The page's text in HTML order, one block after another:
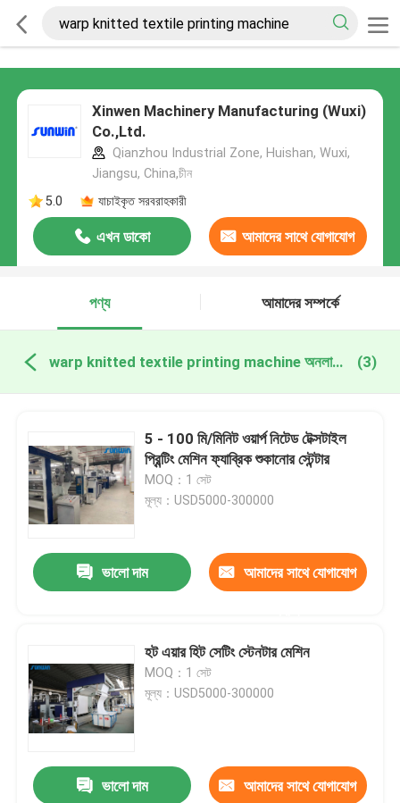
Xinwen Machinery Manufacturing (Wuxi)
Co.,Ltd.
Qianzhou Industrial Zone, Huishan, Wuxi,
Jiangsu, China,চীন
5.0
যাচাইকৃত সরবরাহকারী
এখন ডাকো আমাদের সাথে যোগাযোগ
পণ্য
আমাদের সম্পর্কে
warp knitted textile printing machine অনলাইন উত্পাদন (3)
5 - 100 মি/মিনিট ওয়ার্প নিটেড টেক্সটাইল
প্রিন্টিং মেশিন ফ্যাব্রিক শুকানোর স্টেন্টার
MOQ：1 সেট
মূল্য：USD5000-300000
ভালো দাম আমাদের সাথে যোগাযোগ
হট এয়ার হিট সেটিং স্টেনটার মেশিন
MOQ：1 সেট
মূল্য：USD5000-300000
ভালো দাম আমাদের সাথে যোগাযোগ